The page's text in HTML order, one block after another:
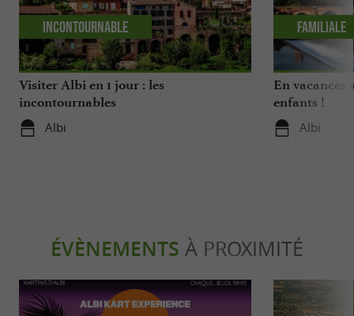
Visiter Albi en 1 jour : les
incontournables
Albi
Incontournable
En vacances
enfants !
Albi
Familiale
ÉVÈNEMENTS À PROXIMITÉ